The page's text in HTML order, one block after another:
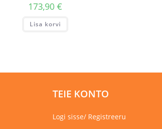
173,90 €
Lisa korvi
TEIE KONTO
Logi sisse/ Registreeru